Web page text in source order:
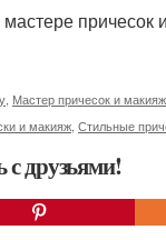
причесок
Мастер причесок и
и макияж Стильные
с друзьями!